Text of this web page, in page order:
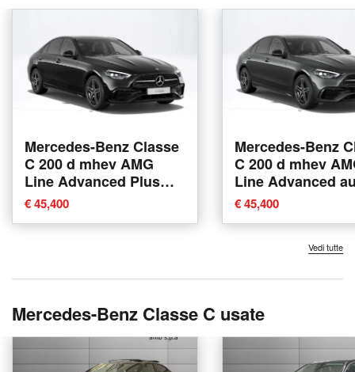
Mercedes-Benz Classe
C 200 d mhev AMG
Line Advanced Plus
auto nuova a
Casalecchio di Reno
€ 45,400
Mercedes-Benz
C 200 d mhev
Line Advanced
nuova a Ferrara
€ 45,400
Vedi tutte
Mercedes-Benz Classe C usate